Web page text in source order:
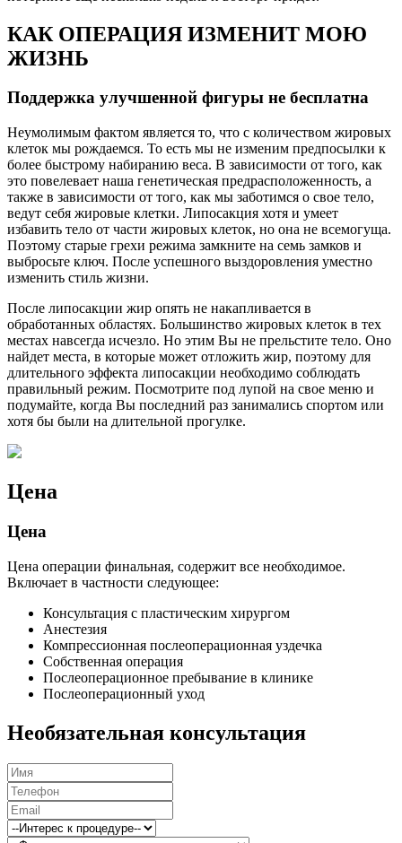
КАК ОПЕРАЦИЯ ИЗМЕНИТ МОЮ
ЖИЗНЬ
Поддержка улучшенной фигуры не бесплатна
Неумолимым фактом является то, что с количеством жировых
клеток мы рождаемся. То есть мы не изменим предпосылки к
более быстрому набиранию веса. В зависимости от того, как
это повелевает наша генетическая предрасположенность, а
также в зависимости от того, как мы заботимся о свое тело,
ведут себя жировые клетки. Липосакция хотя и умеет
избавить тело от части жировых клеток, но она не всемогуща.
Поэтому старые грехи режима замкните на семь замков и
выбросьте ключ. После успешного выздоровления уместно
изменить стиль жизни.
После липосакции жир опять не накапливается в
обработанных областях. Большинство жировых клеток в тех
местах навсегда исчезло. Но этим Вы не прельстите тело. Оно
найдет места, в которые может отложить жир, поэтому для
длительного эффекта липосакции необходимо соблюдать
правильный режим. Посмотрите под лупой на свое меню и
подумайте, когда Вы последний раз занимались спортом или
хотя бы были на длительной прогулке.
Цена
Цена
Цена операции финальная, содержит все необходимое.
Включает в частности следующее:
Консультация с пластическим хирургом
Aнестезия
Компрессионная послеоперационная уздечка
Собственная операция
Послеоперационное пребывание в клинике
Послеоперационный уход
Необязательная консультация